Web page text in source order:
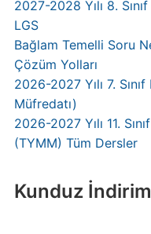
2027-2028 Yılı 8.
LGS
Bağlam Temelli Soru
Çözüm Yolları
2026-2027 Yılı 7.
Müfredatı)
2026-2027 Yılı 11.
(TYMM) Tüm Dersler
Kunduz